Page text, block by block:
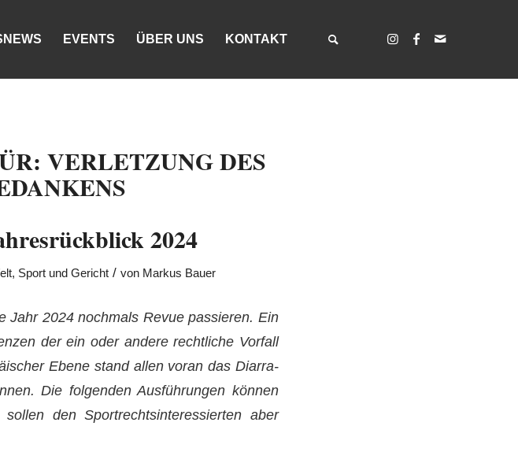
EVENTS ÜBER UNS KONTAKT
VERLETZUNG DES
2024
, Sport und Gericht / von Markus Bauer
Jahr 2024 nochmals Revue passieren. Ein
der ein oder andere rechtliche Vorfall
Ebene stand allen voran das Diarra-
Die folgenden Ausführungen können
den Sportrechtsinteressierten aber